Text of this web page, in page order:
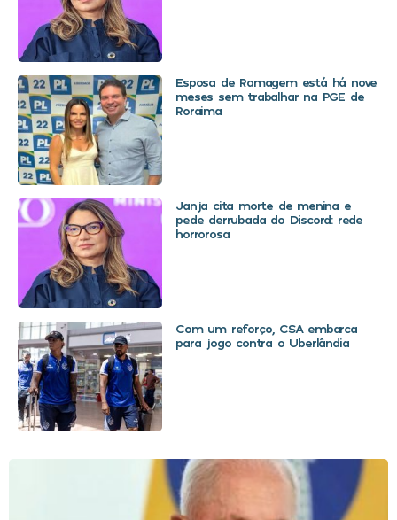
Esposa de Ramagem está há nove
meses sem trabalhar na PGE de
Roraima
Janja cita morte de menina e
pede derrubada do Discord: rede
horrorosa
Com um reforço, CSA embarca
para jogo contra o Uberlândia